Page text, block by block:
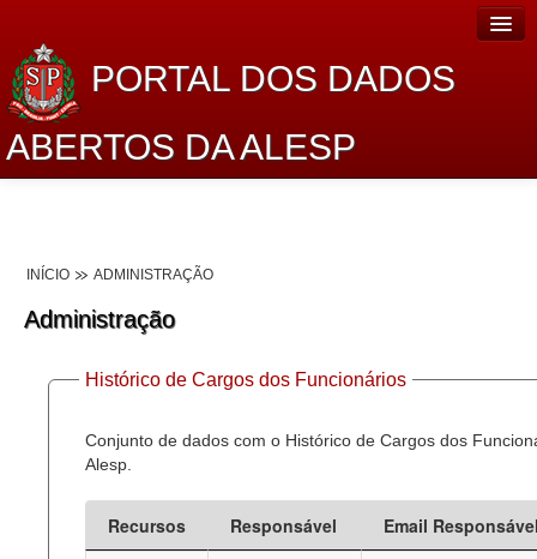
PORTAL DOS DADOS
ABERTOS DA ALESP
Dados Abertos Alesp
Lei de Acesso à Informação
Dados Governamentais Abertos
Planejamento
Catálogo de dados
Processo Legislativo
INÍCIO ADMINISTRAÇÃO
Administração
Histórico de Cargos dos Funcionários
Conjunto de dados com o Histórico de Cargos dos
Alesp.
Recursos Responsável
Email